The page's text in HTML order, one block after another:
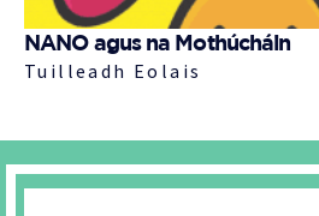
NANO agus na Mothúcháin
Tuilleadh Eolais